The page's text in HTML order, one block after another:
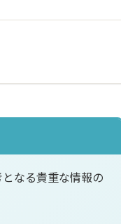
なる貴重な情報の